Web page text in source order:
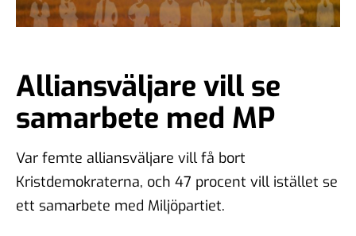
Alliansväljare vill se
samarbete med MP
Var femte alliansväljare vill få bort
Kristdemokraterna, och 47 procent vill istället se
ett samarbete med Miljöpartiet.